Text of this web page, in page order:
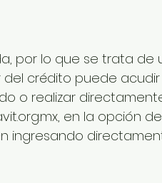
por lo que se trata de
crédito puede acudir
o realizar
en la opción de
ingresando